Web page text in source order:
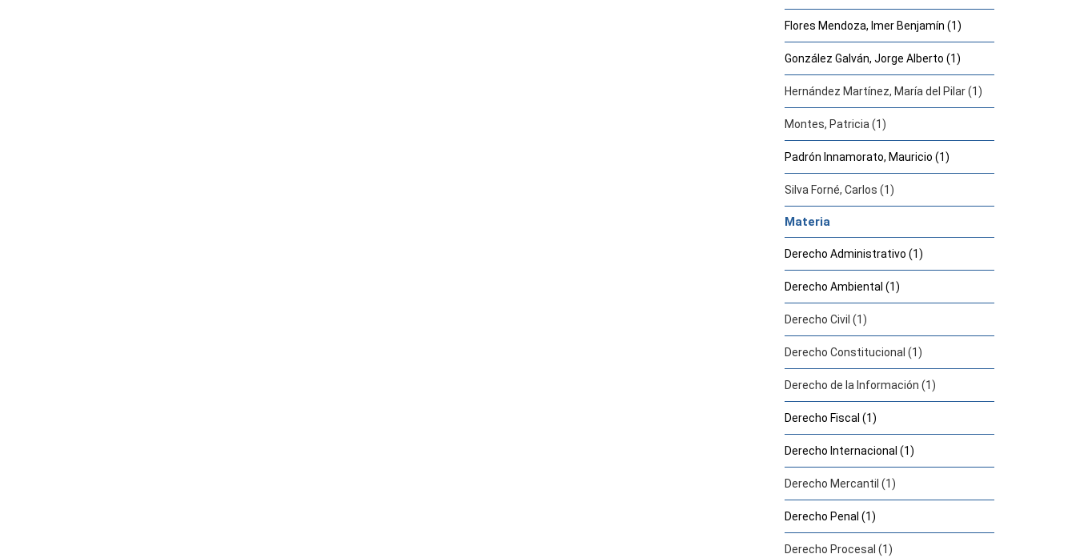
Flores Mendoza, Imer Benjamín (1)
González Galván, Jorge Alberto (1)
Hernández Martínez, María del Pilar (1)
Montes, Patricia (1)
Padrón Innamorato, Mauricio (1)
Silva Forné, Carlos (1)
Materia
Derecho Administrativo (1)
Derecho Ambiental (1)
Derecho Civil (1)
Derecho Constitucional (1)
Derecho de la Información (1)
Derecho Fiscal (1)
Derecho Internacional (1)
Derecho Mercantil (1)
Derecho Penal (1)
Derecho Procesal (1)